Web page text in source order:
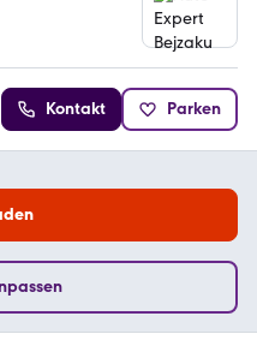
Kontakt Parken